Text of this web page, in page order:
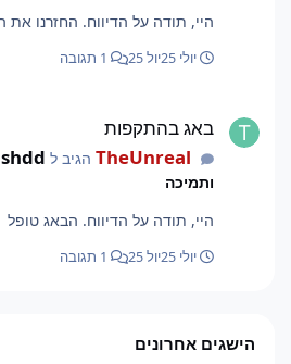
היי, תודה על הדיווח. החזרנו
יולי 25 יול 25
באג בהתקפות
TheUnrealהגיב ל
ותמיכה
היי, תודה על הדיווח. הבאג טופל
יולי 25 יול 25
הישגים אחרונים